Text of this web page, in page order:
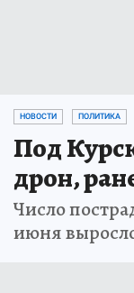
НОВОСТИ ПОЛИТИКА
Под
дрон,
Число
июня